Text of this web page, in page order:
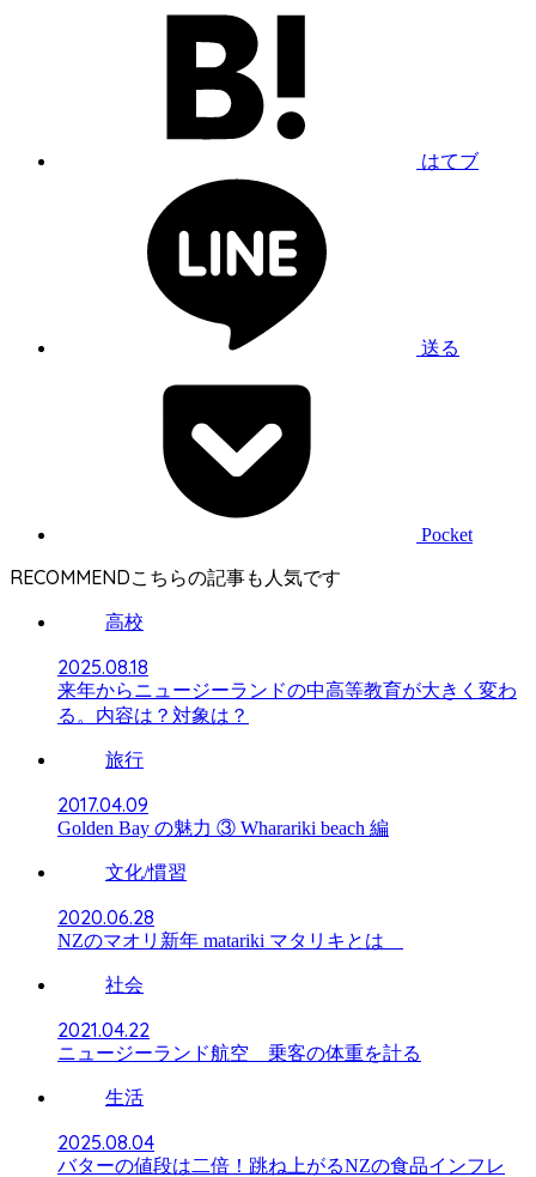
はてブ
送る
Pocket
RECOMMEND
高校
2025.08.18
来年からニュージーランドの中高等教育が大きく変わ
る。内容は？対象は？
旅行
2017.04.09
Golden Bay の魅力 ③ Wharariki beach 編
文化/慣習
2020.06.28
NZのマオリ新年 matariki マタリキとは
社会
2021.04.22
ニュージーランド航空 乗客の体重を計る
生活
2025.08.04
バターの値段は二倍！跳ね上がるNZの食品インフレ